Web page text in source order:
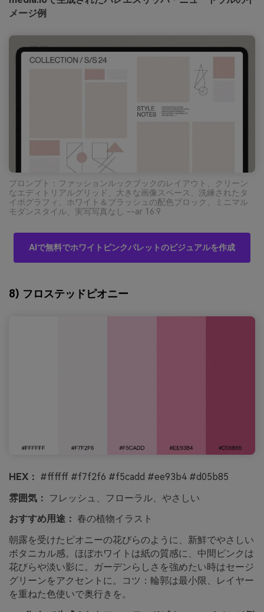
メージ例
プロンプト：ファッションルックブックのレイアウト、クリーン
なエディトリアルグリッド、大きな画像スペース、洗練されたタ
イポグラフィ、ホワイト＆ブラッシュの配色ブロック、ミニマル
モダンスタイル、実写写真なし --ar 16:9
AIで無料でホワイトピンクパレットのビジュアルを作成
8) フロステッドピオニー
HEX： #ffffff #f7f2f6 #f5cadd #ee93b4 #d05b85
雰囲気：
フレッシュ、フローラル、やさしい
おすすめ用途： 春の植物イラスト
朝露を受けたピオニーの花びらのように、新鮮でやさしい
ボタニカル感。ほぼホワイトは紙の質感に、中間ピンクは
花びらや淡い影に。ガーデンらしさを強めたい時はセージ
グリーンをアクセントに。コツ：輪郭は最小限、レイヤー
を重ねた色使いで奥行きを。